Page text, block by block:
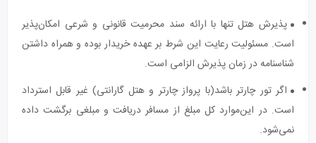
پذیرش هتل تنها با ارائه سند محرمیت قانونی و شرعی امکان‌پذیر
است. مسئولیت رعایت این شرط بر عهده خریدار بوده و همراه داشتن
شناسنامه در زمان پذیرش الزامی است.
اگر تور چارتر باشد(با پرواز چارتر و هتل گارانتی) غیر قابل استرداد
است. در این‌موارد کل مبلغ از مسافر دریافت و مبلغی برگشت داده
نمی‌شود.